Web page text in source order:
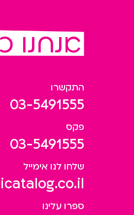
אנחנו
התקשרו
03-5491555
פקס
03-5491555
שלחו לנו אימייל
ספרו עלינו